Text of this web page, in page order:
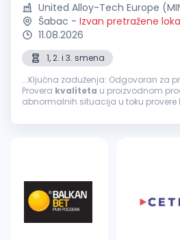
United Alloy-Tech Europe
Šabac - Izvan pretražene
11.08.2026
1, 2. i 3. smena
...Ključna zaduženja: Odgovoran za pregled ulaznih materijala
Provera kvaliteta u proizvodnom
abnormalnih situacija u toku provere
informacija...